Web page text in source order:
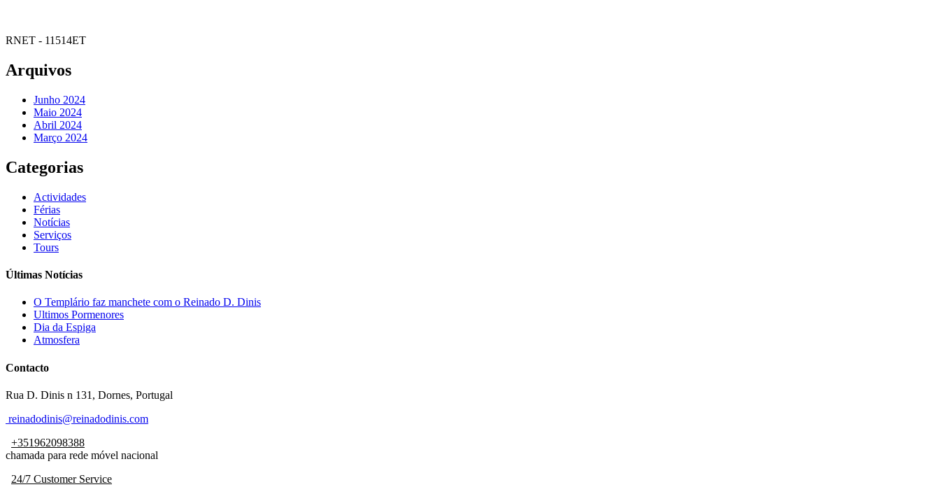
RNET - 11514ET
Arquivos
Junho 2024
Maio 2024
Abril 2024
Março 2024
Categorias
Actividades
Férias
Notícias
Serviços
Tours
Últimas Notícias
O Templário faz manchete com o Reinado D. Dinis
Ultimos Pormenores
Dia da Espiga
Atmosfera
Contacto
Rua D. Dinis n 131, Dornes, Portugal
reinadodinis@reinadodinis.com
+351962098388
chamada para rede móvel nacional
24/7 Customer Service